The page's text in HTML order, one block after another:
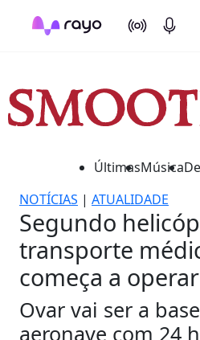
On Air
ÚltimasMúsica
NOTÍCIAS | ATUALIDADE
Segundo
transporte
começa a
Ovar vai ser a
aeronave com 24